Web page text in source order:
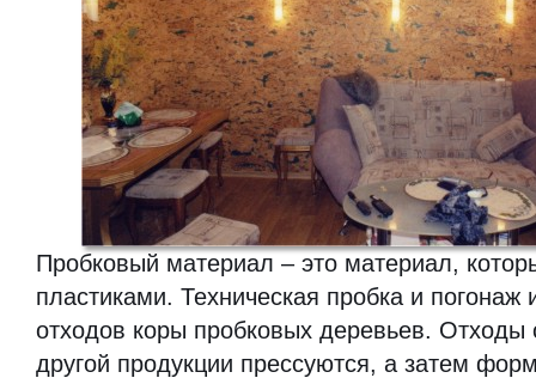
Пробковый материал – это материал,
пластиками. Техническая пробка и погонаж
отходов коры пробковых деревьев. Отходы
другой продукции прессуются, а затем